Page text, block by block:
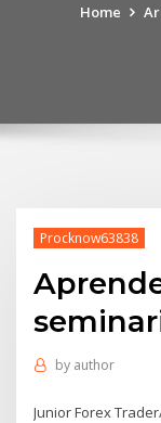
Home
Procknow63838
by author
Junior Forex